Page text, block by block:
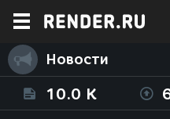
Новости
10.0 K